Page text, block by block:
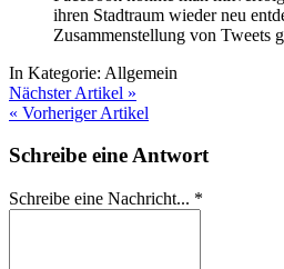
ihren Stadtraum wieder neu
Zusammenstellung von Tweets
In Kategorie: Allgemein
Nächster Artikel »
« Vorheriger Artikel
Schreibe eine Antwort
Schreibe eine Nachricht... *